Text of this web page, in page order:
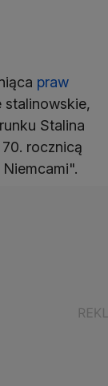
praw
stalinowskie,
Stalina
rocznicą